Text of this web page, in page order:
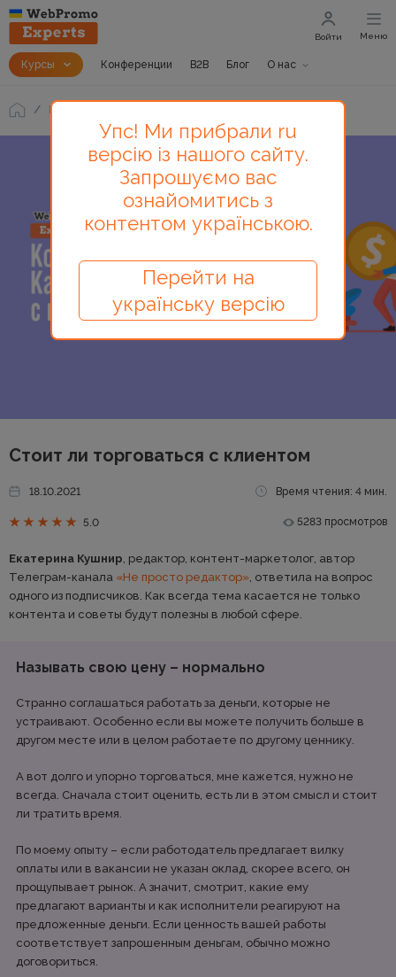
Курсы Конференции B2B Блог О нас
Войти Меню
Блог
Стоит ли торговаться с клиентом
18.10.2021 Время чтения: 4 мин.
5.0 5283 просмотров
Екатерина Кушнир, редактор, контент-маркетолог, автор
Телеграм-канала «Не просто редактор», ответила на вопрос
одного из подписчиков. Как всегда тема касается не только
контента и советы будут полезны в любой сфере.
Называть свою цену – нормально
Странно соглашаться работать за деньги, которые не
устраивают. Особенно если вы можете получить больше в
другом месте или в целом работаете по другому ценнику.
А вот долго и упорно торговаться, мне кажется, нужно не
всегда. Сначала стоит оценить, есть ли в этом смысл и стоит
ли тратить время.
По моему опыту – если работодатель предлагает вилку
оплаты или в вакансии не указан оклад, скорее всего, он
прощупывает рынок. А значит, смотрит, какие ему
предлагают варианты и как исполнители реагируют на
предложенные деньги. Если ценность вашей работы
соответствует запрошенным деньгам, обычно можно
договориться.
Упс! Ми прибрали ru
версію із нашого сайту.
Запрошуємо вас
ознайомитись з
контентом українською.
Перейти на
українську версію